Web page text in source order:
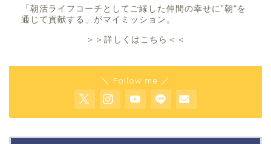
「朝活ライフコーチとしてご縁した仲間の幸せに”朝"を
通じて貢献する」がマイミッション。
＞＞詳しくはこちら＜＜
＼ Follow me ／